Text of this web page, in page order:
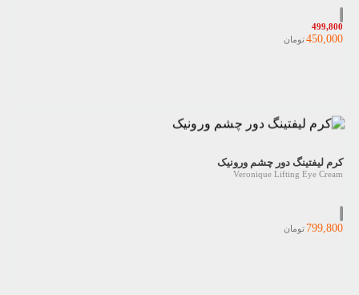
499,800
450,000تومان
کرم لیفتینگ دور چشم ورونیک
Veronique Lifting Eye Cream
799,800 تومان